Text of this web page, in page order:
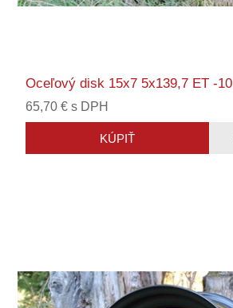
Oceľový disk 15x7 5x139,7 ET -10
65,70 € s DPH